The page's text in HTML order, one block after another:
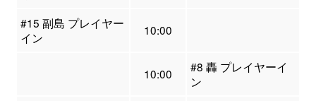
#15 副島 プレイヤー
イン
10:00
10:00
#8 轟 プレイヤーイ
ン